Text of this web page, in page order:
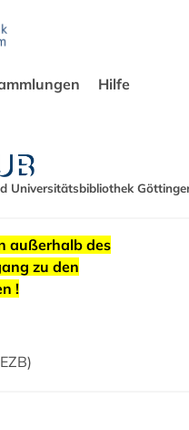
Hilfe
Universitätsbibliothek
außerhalb des
zu den
!